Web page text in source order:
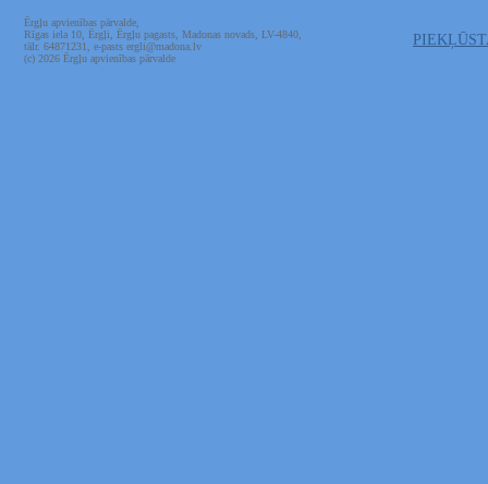
Ērgļu apvienības pārvalde,
Rīgas iela 10, Ērgļi, Ērgļu pagasts, Madonas novads, LV-4840,
tālr. 64871231, e-pasts ergli@madona.lv
(c) 2026 Ērgļu apvienības pārvalde